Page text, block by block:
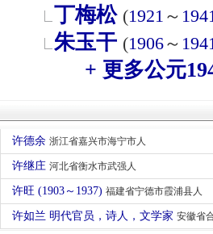
丁梅松 (1921 ～
朱玉干 (1906～
+ 更多公元
许德余 浙江省嘉兴市海宁市人
许继庄 河北省衡水市武强人
许旺 (1903～1937) 福建省宁德市霞浦县人
许如兰 明代官员，诗人，文学家 安徽省